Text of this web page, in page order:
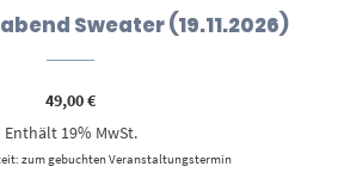
Sweater (19.11.2026)
49,00€
Enthält 19% MwSt.
zum gebuchten Veranstaltungstermin